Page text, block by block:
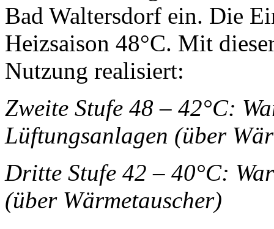
Bad Waltersdorf ein. Die
Heizsaison 48°C. Mit
Nutzung realisiert:
Zweite Stufe 48 – 42°C:
Lüftungsanlagen (über
Dritte Stufe 42 – 40°C:
(über Wärmetauscher)